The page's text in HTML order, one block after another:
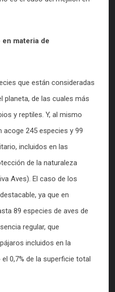
materia de
que están consideradas
planeta, de las cuales más
y reptiles. Y, al mismo
245 especies y 99
incluidos en las
de la naturaleza
Aves). El caso de los
ya que en
89 especies de aves de
regular, que
incluidos en la
0,7% de la superficie total